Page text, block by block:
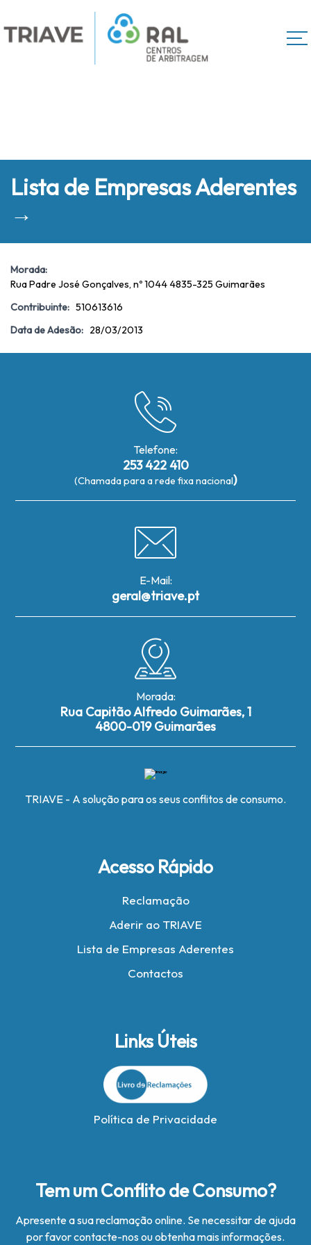
Lista de Empresas Aderentes
→
Morada:
Rua Padre José Gonçalves, nº 1044 4835-325 Guimarães
Contribuinte: 510613616
Data de Adesão: 28/03/2013
Telefone:
253 422 410
(Chamada para a rede fixa nacional)
E-Mail:
geral@triave.pt
Morada:
Rua Capitão Alfredo Guimarães, 1
4800-019 Guimarães
TRIAVE - A solução para os seus conflitos de consumo.
Acesso Rápido
Reclamação
Aderir ao TRIAVE
Lista de Empresas Aderentes
Contactos
Links Úteis
Política de Privacidade
Tem um Conflito de Consumo?
Apresente a sua reclamação online. Se necessitar de ajuda
por favor contacte-nos ou obtenha mais informações.